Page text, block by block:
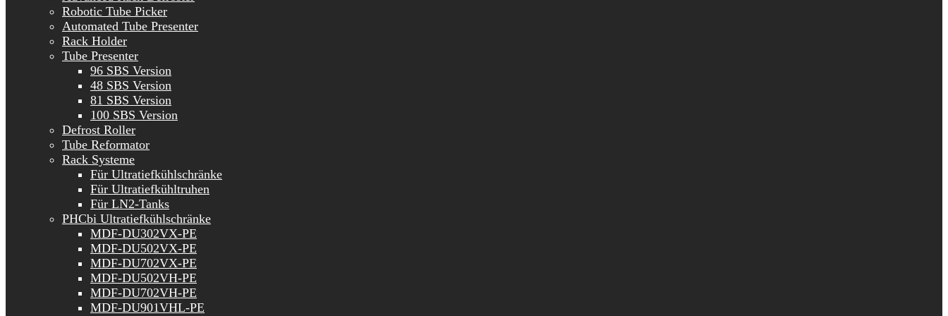
Robotic Tube Picker
Automated Tube Presenter
Rack Holder
Tube Presenter
96 SBS Version
48 SBS Version
81 SBS Version
100 SBS Version
Defrost Roller
Tube Reformator
Rack Systeme
Für Ultratiefkühlschränke
Für Ultratiefkühltruhen
Für LN2-Tanks
PHCbi Ultratiefkühlschränke
MDF-DU302VX-PE
MDF-DU502VX-PE
MDF-DU702VX-PE
MDF-DU502VH-PE
MDF-DU702VH-PE
MDF-DU901VHL-PE